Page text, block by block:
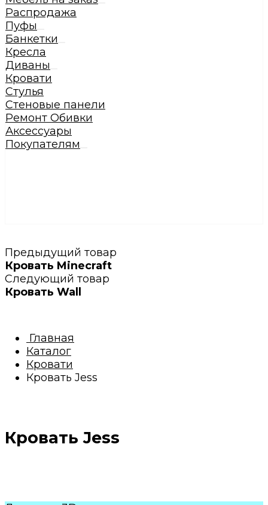
Распродажа
Пуфы
Банкетки
Кресла
Диваны
Кровати
Стулья
Стеновые панели
Ремонт Обивки
Аксессуары
Покупателям
Предыдущий товар
Кровать Minecraft
Следующий товар
Кровать Wall
Главная
Каталог
Кровати
Кровать Jess
Кровать Jess